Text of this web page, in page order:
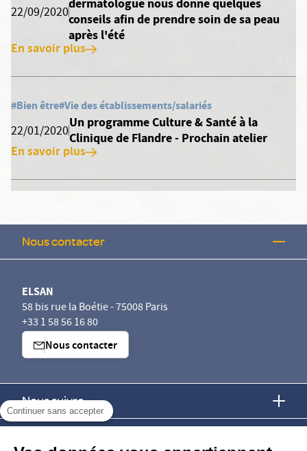
Continuer sans accepter
22/09/2020
dermatologue nous donne quelques
conseils afin de prendre soin de sa peau
après l'été
En savoir plus
#Bien être#Vie des établissements/salariés
22/01/2020
Un programme Culture & Santé à la
Clinique de Flandre - Prochain atelier
En savoir plus
Nous contacter
ELSAN
58 bis rue la Boétie - 75008 Paris
+33 1 58 56 16 80
Nous contacter
Nous suivre